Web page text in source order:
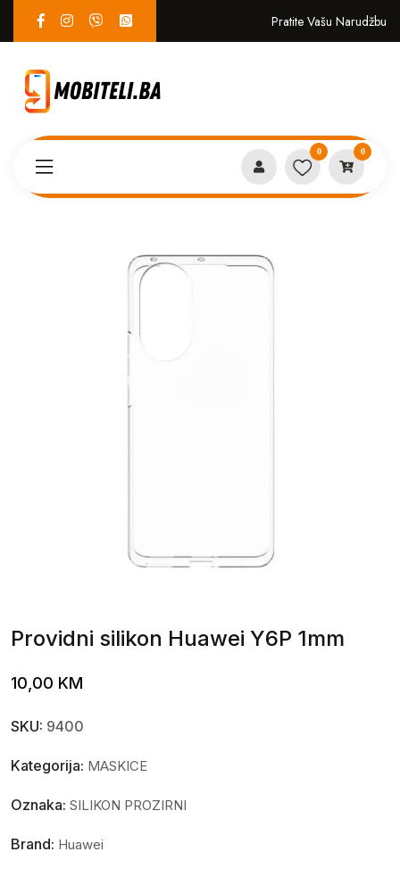
Pratite Vašu Narudžbu
0 0
Providni silikon Huawei Y6P 1mm
Providni silikon Huawei Y6P 1mm
10,00 KM
SKU: 9400
Kategorija: MASKICE
Oznaka: SILIKON PROZIRNI
Brand: Huawei